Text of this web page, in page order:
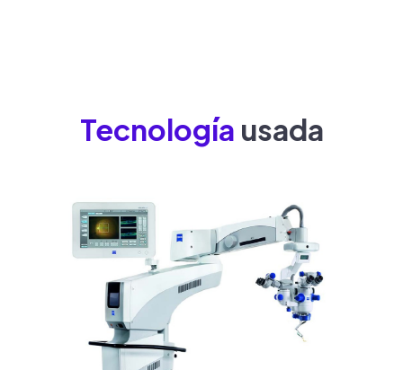
Tecnología usada